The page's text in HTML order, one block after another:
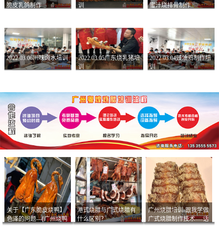
脆皮乳鸽制作
训
蜜汁烧排骨制作
2022.03.06川味卤水培训
2022.03.05广东烧乳猪培
训
2022.03.04豉油鸡制作培
训
关于【广东脆皮烧鸭】
色泽的问题---[广州烧鸭
港式烧腊与广式烧腊有
什么区别？
广州烧腊培训-跟我学做
广式烧腊制作技术----话